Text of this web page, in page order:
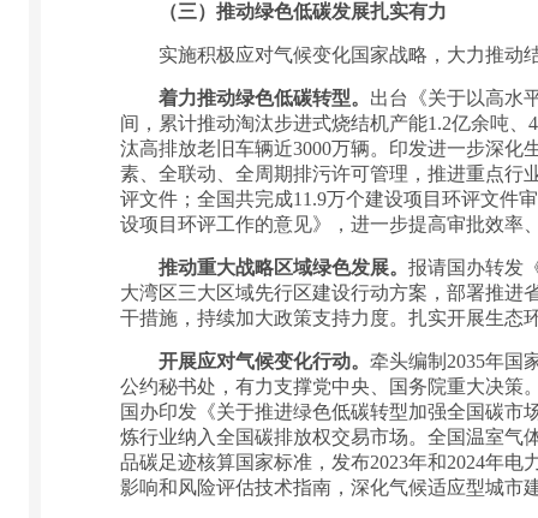
（三）推动绿色低碳发展扎实有力
实施积极应对气候变化国家战略，大力推动
着力推动绿色低碳转型。 出台《关于以高水
间，累计推动淘汰步进式烧结机产能1.2亿余吨
汰高排放老旧车辆近3000万辆。印发进一步深
素、全联动、全周期排污许可管理，推进重点行
评文件；全国共完成11.9万个建设项目环评文件
设项目环评工作的意见》，进一步提高审批效率
推动重大战略区域绿色发展。 报请国办转发
大湾区三大区域先行区建设行动方案，部署推进
干措施，持续加大政策支持力度。扎实开展生态
开展应对气候变化行动。 牵头编制2035年国
公约秘书处，有力支撑党中央、国务院重大决策
国办印发《关于推进绿色低碳转型加强全国碳市
炼行业纳入全国碳排放权交易市场。全国温室气
品碳足迹核算国家标准，发布2023年和2024年
影响和风险评估技术指南，深化气候适应型城市